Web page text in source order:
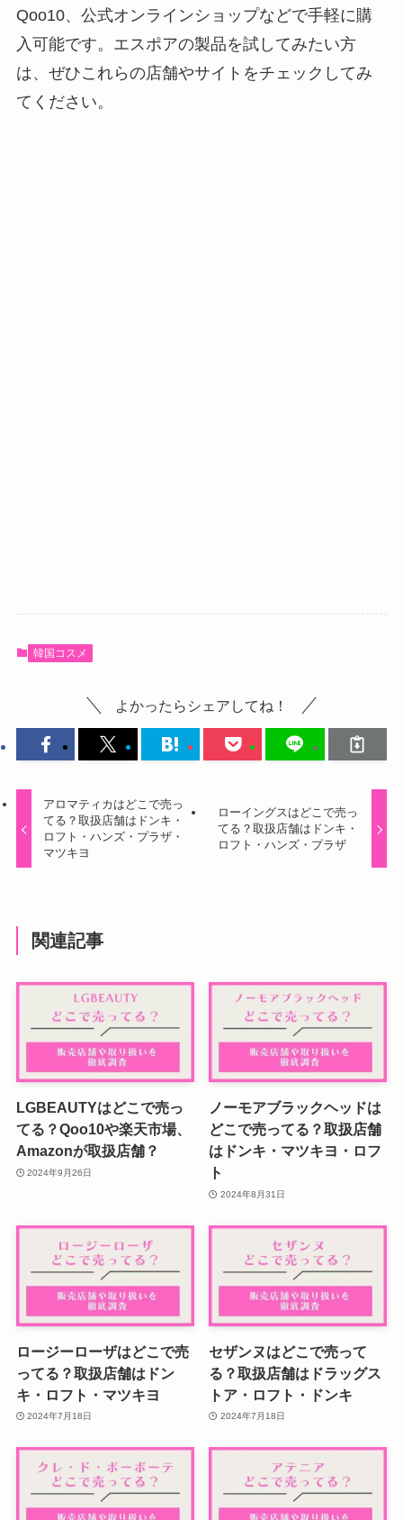
Qoo10、公式オンラインショップなどで手軽に購
入可能です。エスポアの製品を試してみたい方
は、ぜひこれらの店舗やサイトをチェックしてみ
てください。
韓国コスメ
よかったらシェアしてね！
アロマティカはどこで売っ
てる？取扱店舗はドンキ・
ロフト・ハンズ・プラザ・
マツキヨ
ローイングスはどこで売っ
てる？取扱店舗はドンキ・
ロフト・ハンズ・プラザ
関連記事
LGBEAUTYはどこで売っ
てる？Qoo10や楽天市場、
Amazonが取扱店舗？
2024年9月26日
ノーモアブラックヘッドは
どこで売ってる？取扱店舗
はドンキ・マツキヨ・ロフ
ト
2024年8月31日
ロージーローザはどこで売
ってる？取扱店舗はドン
キ・ロフト・マツキヨ
2024年7月18日
セザンヌはどこで売って
る？取扱店舗はドラッグス
トア・ロフト・ドンキ
2024年7月18日